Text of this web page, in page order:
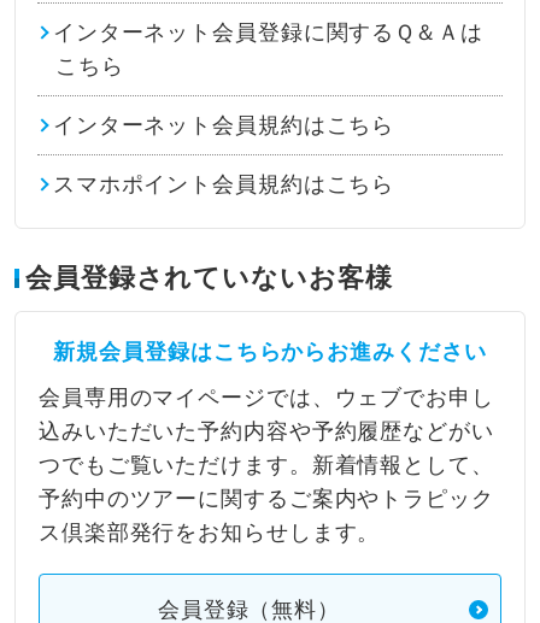
インターネット会員登録に関するＱ＆Ａは
こちら
インターネット会員規約はこちら
スマホポイント会員規約はこちら
会員登録されていないお客様
新規会員登録はこちらからお進みください
会員専用のマイページでは、ウェブでお申し
込みいただいた予約内容や予約履歴などがい
つでもご覧いただけます。新着情報として、
予約中のツアーに関するご案内やトラピック
ス倶楽部発行をお知らせします。
会員登録（無料）